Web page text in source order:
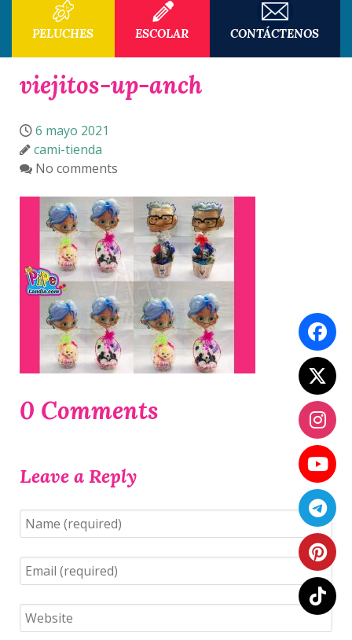
PELUCHES ESCOLAR CONTÁCTENOS
viejitos-up-anch
6 mayo 2021
cami-tienda
No comments
0 Comments
Leave a Reply